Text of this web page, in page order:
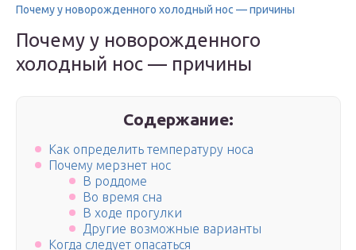
Почему у новорожденного холодный нос — причины
Почему у новорожденного
холодный нос — причины
Содержание:
Как определить температуру носа
Почему мерзнет нос
В роддоме
Во время сна
В ходе прогулки
Другие возможные варианты
Когда следует опасаться